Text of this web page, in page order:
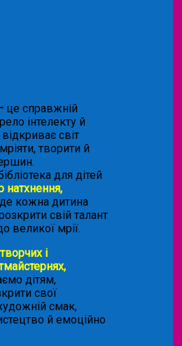
це справжній
інтелекту й
світ
творити й
для дітей
натхнення,
кожна дитина
свій талант
великої мрії.
і
дітям,
свої
смак,
й емоційно